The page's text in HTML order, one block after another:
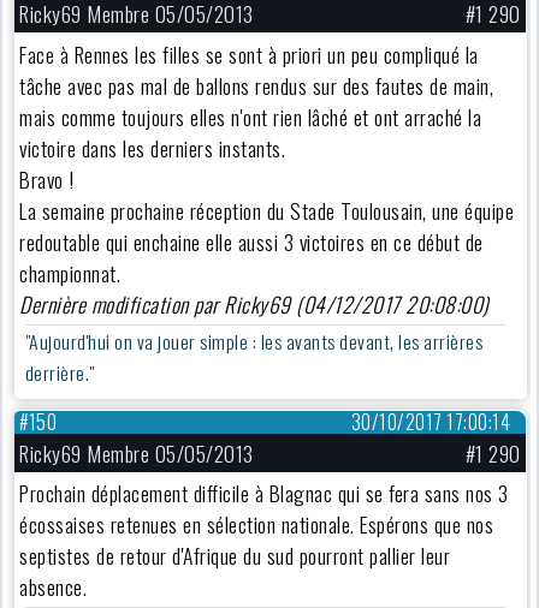
Ricky69 Membre 05/05/2013
#1 290
Face à Rennes les filles se sont à priori un peu compliqué la
tâche avec pas mal de ballons rendus sur des fautes de main,
mais comme toujours elles n'ont rien lâché et ont arraché la
victoire dans les derniers instants.
Bravo !
La semaine prochaine réception du Stade Toulousain, une équipe
redoutable qui enchaine elle aussi 3 victoires en ce début de
championnat.
Dernière modification par Ricky69 (04/12/2017 20:08:00)
"Aujourd'hui on va jouer simple : les avants devant, les arrières
derrière."
30/10/2017 17:00:14
#150
Ricky69 Membre 05/05/2013
#1 290
Prochain déplacement difficile à Blagnac qui se fera sans nos 3
écossaises retenues en sélection nationale. Espérons que nos
septistes de retour d'Afrique du sud pourront pallier leur
absence.